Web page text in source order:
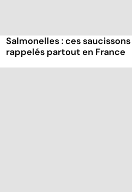
Salmonelles : ces
rappelés partout en France